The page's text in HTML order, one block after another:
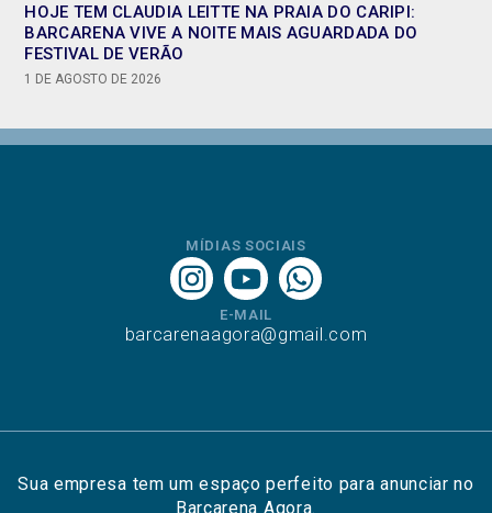
HOJE TEM CLAUDIA LEITTE NA PRAIA DO CARIPI:
BARCARENA VIVE A NOITE MAIS AGUARDADA DO
FESTIVAL DE VERÃO
1 DE AGOSTO DE 2026
MÍDIAS SOCIAIS
E-MAIL
barcarenaagora@gmail.com
Sua empresa tem um espaço perfeito para anunciar no
Barcarena Agora.